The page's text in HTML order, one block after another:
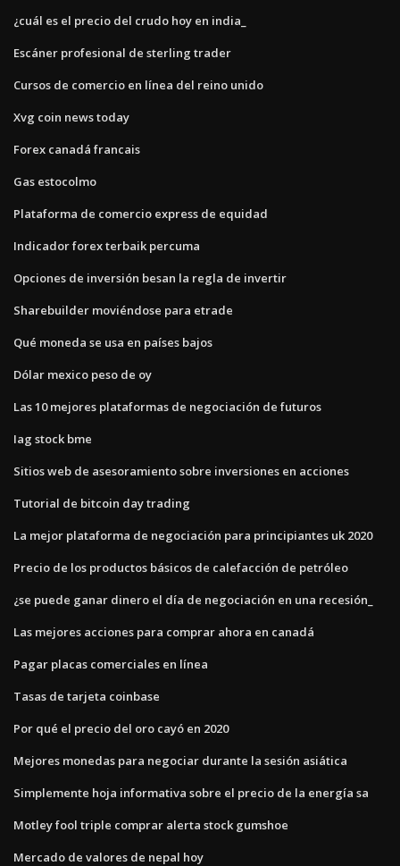
¿cuál es el precio del crudo hoy en india_
Escáner profesional de sterling trader
Cursos de comercio en línea del reino unido
Xvg coin news today
Forex canadá francais
Gas estocolmo
Plataforma de comercio express de equidad
Indicador forex terbaik percuma
Opciones de inversión besan la regla de invertir
Sharebuilder moviéndose para etrade
Qué moneda se usa en países bajos
Dólar mexico peso de oy
Las 10 mejores plataformas de negociación de futuros
Iag stock bme
Sitios web de asesoramiento sobre inversiones en acciones
Tutorial de bitcoin day trading
La mejor plataforma de negociación para principiantes uk 2020
Precio de los productos básicos de calefacción de petróleo
¿se puede ganar dinero el día de negociación en una recesión_
Las mejores acciones para comprar ahora en canadá
Pagar placas comerciales en línea
Tasas de tarjeta coinbase
Por qué el precio del oro cayó en 2020
Mejores monedas para negociar durante la sesión asiática
Simplemente hoja informativa sobre el precio de la energía sa
Motley fool triple comprar alerta stock gumshoe
Mercado de valores de nepal hoy